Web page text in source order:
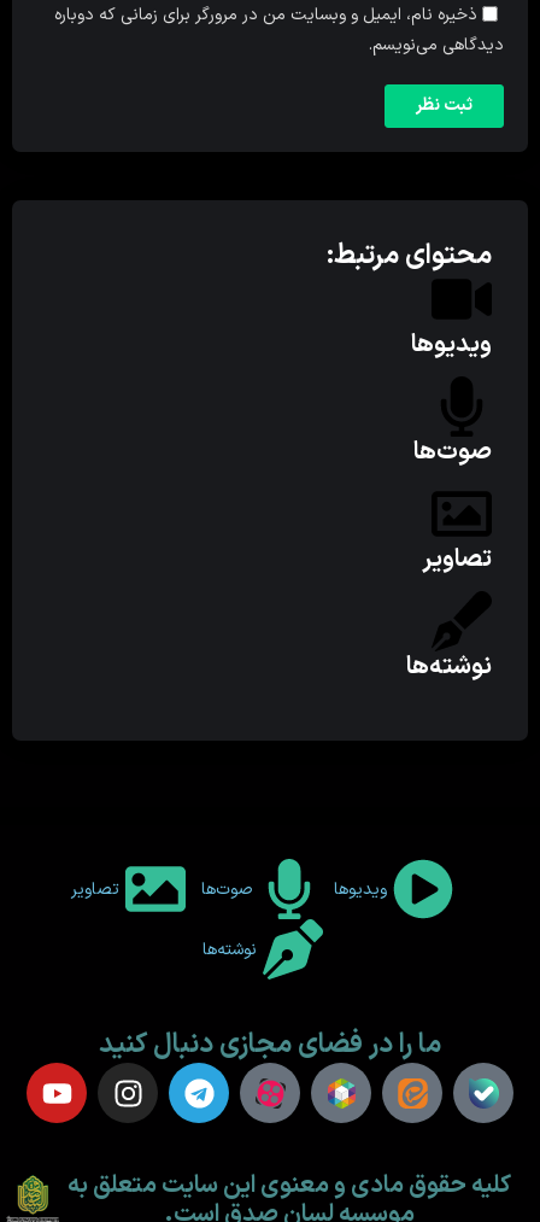
ذخیره نام، ایمیل و وبسایت من در مرورگر برای زمانی که دوباره
دیدگاهی می‌نویسم.
محتوای مرتبط:
ویدیوها
صوت‌ها
تصاویر
نوشته‌ها
ویدیوها صوت‌ها تصاویر
نوشته‌ها
ما را در فضای مجازی دنبال کنید
کلیه حقوق مادی و معنوی این سایت متعلق به